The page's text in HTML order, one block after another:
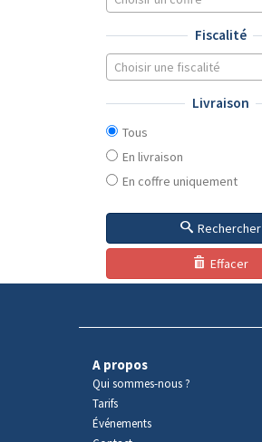
Fiscalité
Choisir une fiscalité
Livraison
Tous
En livraison
En coffre uniquement
Rechercher
Effacer
A propos
Qui sommes-nous ?
Tarifs
Événements